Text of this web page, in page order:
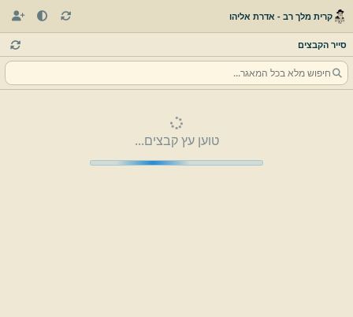
קרית מלך רב - אדרת אליהו
סייר הקבצים
טוען עץ קבצים...